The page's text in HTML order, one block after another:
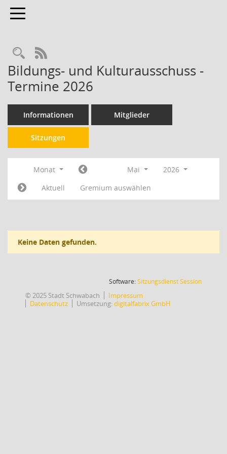
Toggle navigation
RSS-Feed
Bildungs- und Kulturausschuss -
Termine 2026
Informationen Mitglieder
Sitzungen
Monat Mai
2026
Aktuell
Gremium auswählen
Keine Daten gefunden.
Software:SitzungsdienstSession(Wird in
© 2025 Stadt Schwabach
Impressum
Datenschutz
Umsetzung:digitalfabrix GmbH